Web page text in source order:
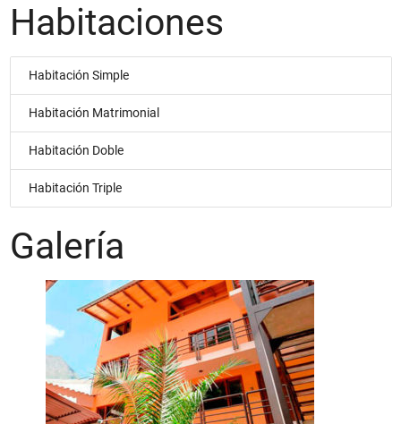
Habitaciones
Habitación Simple
Habitación Matrimonial
Habitación Doble
Habitación Triple
Galería